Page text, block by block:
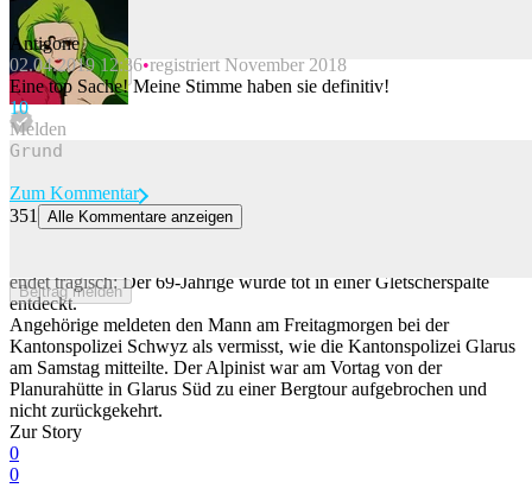
Beitrag melden
Antigone
02.04.2019 12:36 registriert November 2018
Eine top Sache! Meine Stimme haben sie definitiv!
10
Melden
Beitrag melden
Zum Kommentar
351
Alle Kommentare anzeigen
endet tragisch: Der 69-Jährige wurde tot in einer Gletscherspalte
entdeckt.
Angehörige meldeten den Mann am Freitagmorgen bei der
Kantonspolizei Schwyz als vermisst, wie die Kantonspolizei Glarus
am Samstag mitteilte. Der Alpinist war am Vortag von der
Planurahütte in Glarus Süd zu einer Bergtour aufgebrochen und
nicht zurückgekehrt.
Zur Story
0
0